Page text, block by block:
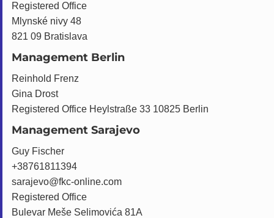
Registered Office
Mlynské nivy 48
821 09 Bratislava
Management Berlin
Reinhold Frenz
Gina Drost
Registered Office Heylstraße 33 10825 Berlin
Management Sarajevo
Guy Fischer
+38761811394
sarajevo@fkc-online.com
Registered Office
Bulevar Meše Selimovića 81A